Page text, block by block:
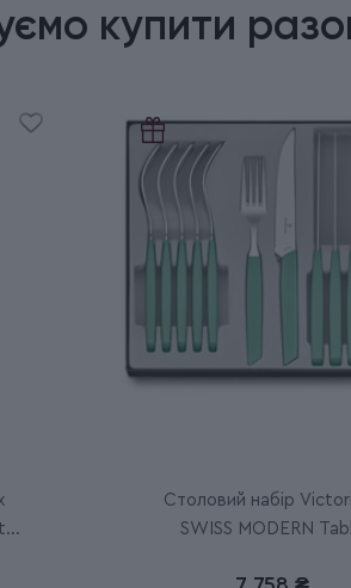
купити
Столовий набір
SWISS MODERN